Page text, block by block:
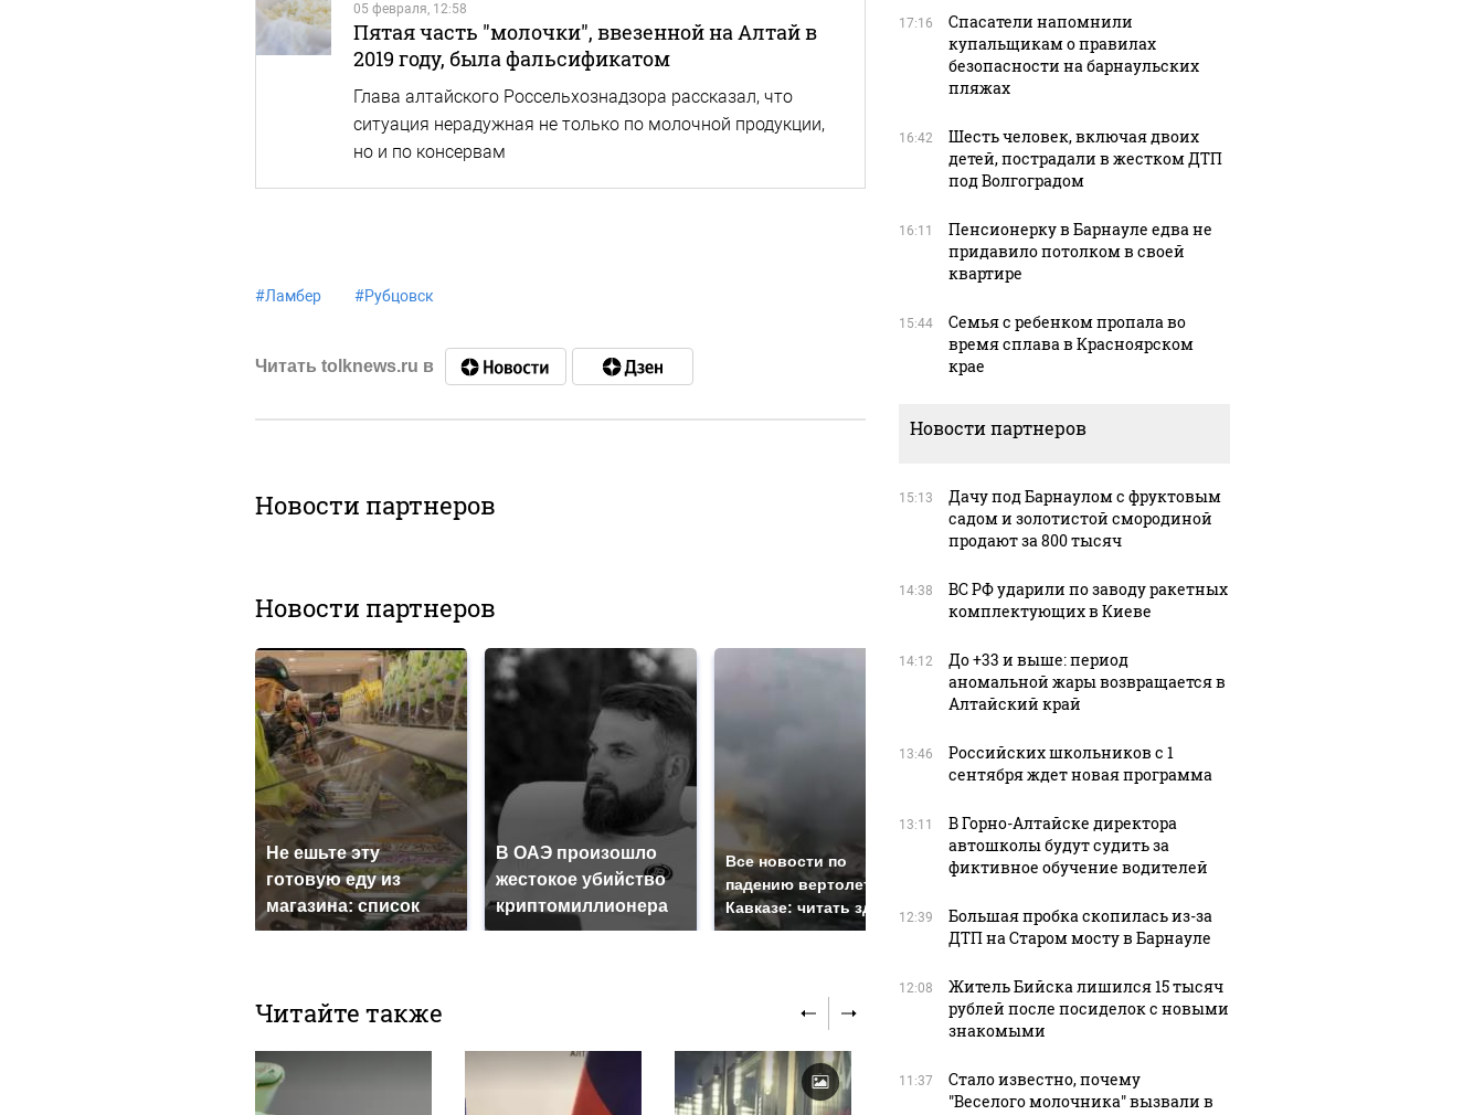
05 февраля, 12:58
Пятая часть "молочки", ввезенной на Алтай в
2019 году, была фальсификатом
Глава алтайского Россельхознадзора рассказал, что
ситуация нерадужная не только по молочной продукции,
но и по консервам
#Ламбер #Рубцовск
Читать tolknews.ru в
Новости партнеров
Новости партнеров
Не ешьте эту
готовую еду из
магазина: список
В ОАЭ произошло
жестокое убийство
криптомиллионера
Все новости по
падению вертолета на
Кавказе: читать здесь
Таких событий не
было с 1945: чего
ждать всем нам?
В магазинах России
Читайте также
17:16
Спасатели напомнили
купальщикам о правилах
безопасности на барнаульских
пляжах
16:42
Шесть человек, включая двоих
детей, пострадали в жестком ДТП
под Волгоградом
16:11
Пенсионерку в Барнауле едва не
придавило потолком в своей
квартире
15:44
Семья с ребенком пропала во
время сплава в Красноярском
крае
Новости партнеров
15:13
Дачу под Барнаулом с фруктовым
садом и золотистой смородиной
продают за 800 тысяч
14:38
ВС РФ ударили по заводу ракетных
комплектующих в Киеве
14:12
До +33 и выше: период
аномальной жары возвращается в
Алтайский край
13:46
Российских школьников с 1
сентября ждет новая программа
13:11
В Горно-Алтайске директора
автошколы будут судить за
фиктивное обучение водителей
12:39
Большая пробка скопилась из-за
ДТП на Старом мосту в Барнауле
12:08
Житель Бийска лишился 15 тысяч
рублей после посиделок с новыми
знакомыми
11:37
Стало известно, почему
"Веселого молочника" вызвали в